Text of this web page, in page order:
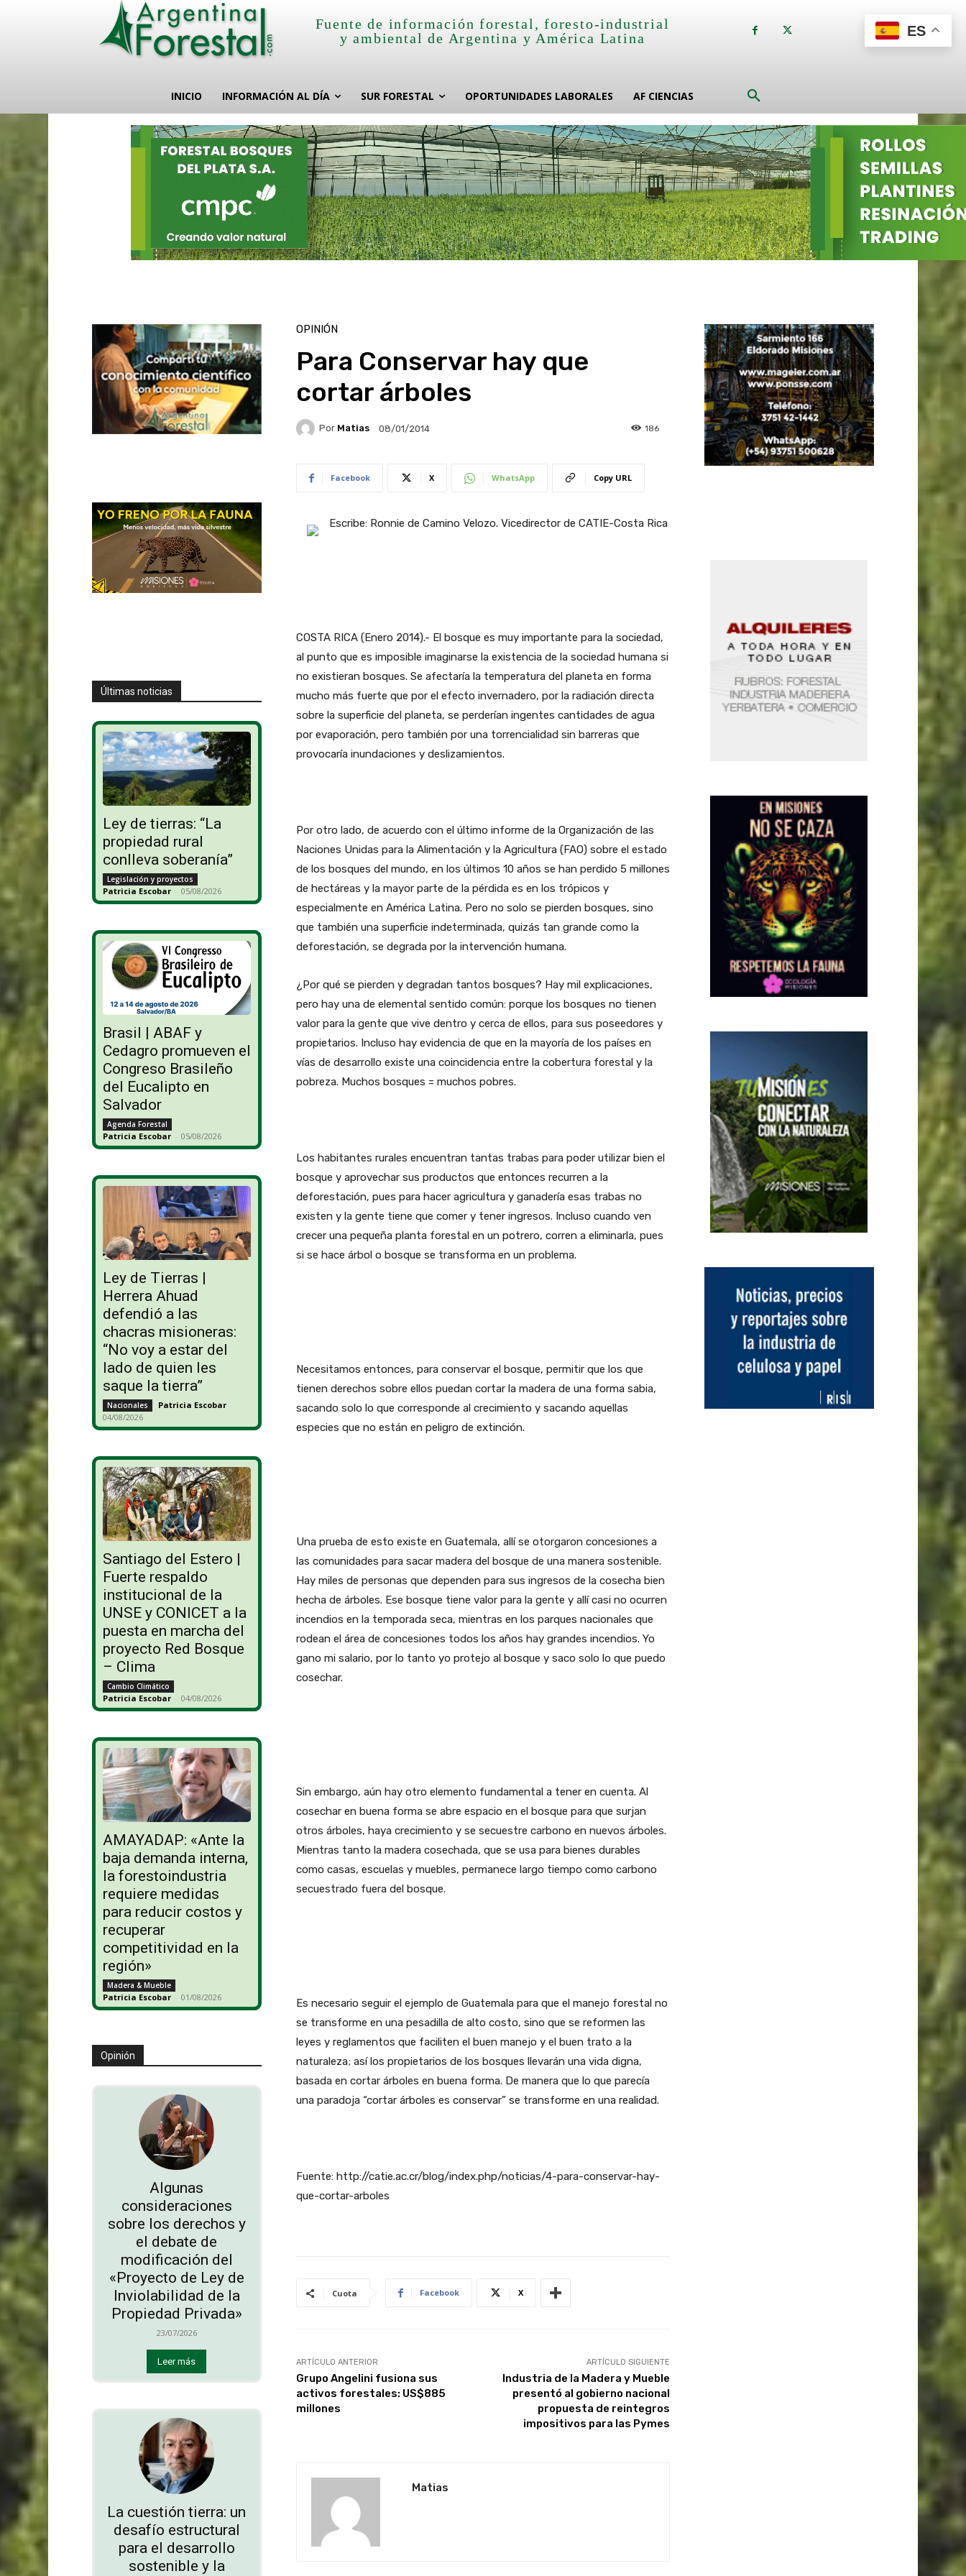
Fuente de información forestal, foresto-industrial
y ambiental de Argentina y América Latina
INICIO INFORMACIÓN AL DÍA SUR FORESTAL OPORTUNIDADES LABORALES AF CIENCIAS
Últimas noticias
Ley de tierras: “La
propiedad rural
conlleva soberanía”
Legislación y proyectos
Patricia Escobar - 05/08/2026
Brasil | ABAF y
Cedagro promueven el
Congreso Brasileño
del Eucalipto en
Salvador
Agenda Forestal
Patricia Escobar - 05/08/2026
Ley de Tierras |
Herrera Ahuad
defendió a las
chacras misioneras:
“No voy a estar del
lado de quien les
saque la tierra”
Nacionales Patricia Escobar -
04/08/2026
Santiago del Estero |
Fuerte respaldo
institucional de la
UNSE y CONICET a la
puesta en marcha del
proyecto Red Bosque
– Clima
Cambio Climático
Patricia Escobar - 04/08/2026
AMAYADAP: «Ante la
baja demanda interna,
la forestoindustria
requiere medidas
para reducir costos y
recuperar
competitividad en la
región»
Madera & Mueble
Patricia Escobar - 01/08/2026
Opinión
Algunas
consideraciones
sobre los derechos y
el debate de
modificación del
«Proyecto de Ley de
Inviolabilidad de la
Propiedad Privada»
23/07/2026
Leer más
La cuestión tierra: un
desafío estructural
para el desarrollo
sostenible y la
OPINIÓN
Para Conservar hay que
cortar árboles
Por Matias 08/01/2014 186
Facebook X WhatsApp Copy URL
Escribe: Ronnie de Camino Velozo. Vicedirector de CATIE-Costa Rica
COSTA RICA (Enero 2014).- El bosque es muy importante para la sociedad,
al punto que es imposible imaginarse la existencia de la sociedad humana si
no existieran bosques. Se afectaría la temperatura del planeta en forma
mucho más fuerte que por el efecto invernadero, por la radiación directa
sobre la superficie del planeta, se perderían ingentes cantidades de agua
por evaporación, pero también por una torrencialidad sin barreras que
provocaría inundaciones y deslizamientos.
Por otro lado, de acuerdo con el último informe de la Organización de las
Naciones Unidas para la Alimentación y la Agricultura (FAO) sobre el estado
de los bosques del mundo, en los últimos 10 años se han perdido 5 millones
de hectáreas y la mayor parte de la pérdida es en los trópicos y
especialmente en América Latina. Pero no solo se pierden bosques, sino
que también una superficie indeterminada, quizás tan grande como la
deforestación, se degrada por la intervención humana.
¿Por qué se pierden y degradan tantos bosques? Hay mil explicaciones,
pero hay una de elemental sentido común: porque los bosques no tienen
valor para la gente que vive dentro y cerca de ellos, para sus poseedores y
propietarios. Incluso hay evidencia de que en la mayoría de los países en
vías de desarrollo existe una coincidencia entre la cobertura forestal y la
pobreza. Muchos bosques = muchos pobres.
Los habitantes rurales encuentran tantas trabas para poder utilizar bien el
bosque y aprovechar sus productos que entonces recurren a la
deforestación, pues para hacer agricultura y ganadería esas trabas no
existen y la gente tiene que comer y tener ingresos. Incluso cuando ven
crecer una pequeña planta forestal en un potrero, corren a eliminarla, pues
si se hace árbol o bosque se transforma en un problema.
Necesitamos entonces, para conservar el bosque, permitir que los que
tienen derechos sobre ellos puedan cortar la madera de una forma sabia,
sacando solo lo que corresponde al crecimiento y sacando aquellas
especies que no están en peligro de extinción.
Una prueba de esto existe en Guatemala, allí se otorgaron concesiones a
las comunidades para sacar madera del bosque de una manera sostenible.
Hay miles de personas que dependen para sus ingresos de la cosecha bien
hecha de árboles. Ese bosque tiene valor para la gente y allí casi no ocurren
incendios en la temporada seca, mientras en los parques nacionales que
rodean el área de concesiones todos los años hay grandes incendios. Yo
gano mi salario, por lo tanto yo protejo al bosque y saco solo lo que puedo
cosechar.
Sin embargo, aún hay otro elemento fundamental a tener en cuenta. Al
cosechar en buena forma se abre espacio en el bosque para que surjan
otros árboles, haya crecimiento y se secuestre carbono en nuevos árboles.
Mientras tanto la madera cosechada, que se usa para bienes durables
como casas, escuelas y muebles, permanece largo tiempo como carbono
secuestrado fuera del bosque.
Es necesario seguir el ejemplo de Guatemala para que el manejo forestal no
se transforme en una pesadilla de alto costo, sino que se reformen las
leyes y reglamentos que faciliten el buen manejo y el buen trato a la
naturaleza; así los propietarios de los bosques llevarán una vida digna,
basada en cortar árboles en buena forma. De manera que lo que parecía
una paradoja “cortar árboles es conservar” se transforme en una realidad.
Fuente: http://catie.ac.cr/blog/index.php/noticias/4-para-conservar-hay-
que-cortar-arboles
Cuota Facebook X
ARTÍCULO ANTERIOR
Grupo Angelini fusiona sus
activos forestales: US$885
millones
ARTÍCULO SIGUIENTE
Industria de la Madera y Mueble
presentó al gobierno nacional
propuesta de reintegros
impositivos para las Pymes
Matias
ES